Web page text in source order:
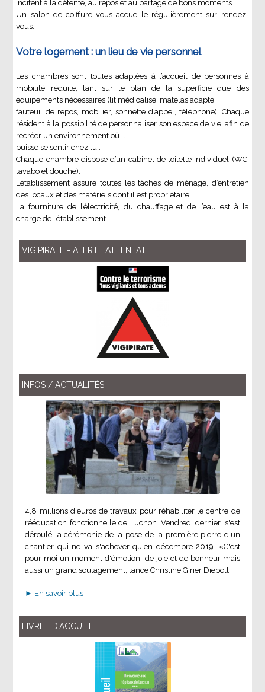
incitent à la détente, au repos et au partage de bons moments.
Un salon de coiffure vous accueille régulièrement sur rendez-
vous.
Votre logement : un lieu de vie personnel
Les chambres sont toutes adaptées à l’accueil de personnes à
mobilité réduite, tant sur le plan de la superficie que des
équipements nécessaires (lit médicalisé, matelas adapté,
fauteuil de repos, mobilier, sonnette d’appel, téléphone). Chaque
résident à la possibilité de personnaliser son espace de vie, afin de
recréer un environnement où il
puisse se sentir chez lui.
Chaque chambre dispose d’un cabinet de toilette individuel (WC,
lavabo et douche).
L’établissement assure toutes les tâches de ménage, d’entretien
des locaux et des matériels dont il est propriétaire.
La fourniture de l’électricité, du chauffage et de l’eau est à la
charge de l’établissement.
VIGIPIRATE - ALERTE ATTENTAT
INFOS / ACTUALITÉS
4,8 millions d'euros de travaux pour réhabiliter le centre de
rééducation fonctionnelle de Luchon. Vendredi dernier, s'est
déroulé la cérémonie de la pose de la première pierre d'un
chantier qui ne va s'achever qu'en décembre 2019. «C'est
pour moi un moment d'émotion, de joie et de bonheur mais
aussi un grand soulagement, lance Christine Girier Diebolt,
► En savoir plus
LIVRET D'ACCUEIL